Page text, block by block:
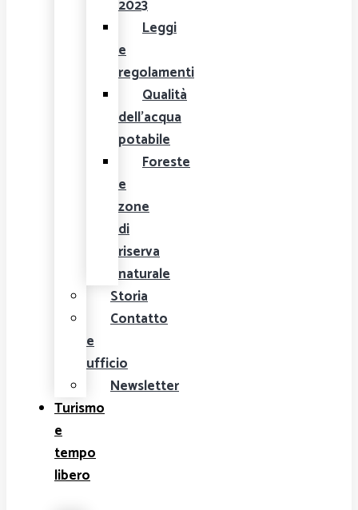
2023
Leggi
e
regolamenti
Qualità
dell'acqua
potabile
Foreste
e
zone
di
riserva
naturale
Storia
Contatto
e
ufficio
Newsletter
Turismo
e
tempo
libero